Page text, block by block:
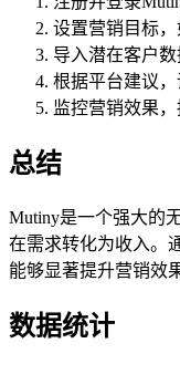
设置营销目标
导入潜在客户
根据平台建议
监控营销效果
总结
Mutiny是一个强大的
在需求转化为收入。
能够显著提升营销效
数据统计